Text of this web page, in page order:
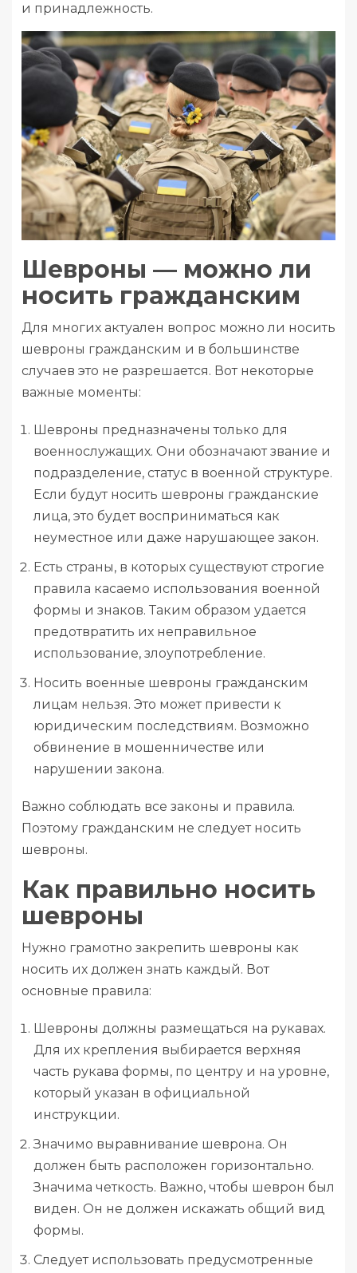
и принадлежность.
Шевроны — можно ли
носить гражданским
Для многих актуален вопрос можно ли носить
шевроны гражданским и в большинстве
случаев это не разрешается. Вот некоторые
важные моменты:
Шевроны предназначены только для
военнослужащих. Они обозначают звание и
подразделение, статус в военной структуре.
Если будут носить шевроны гражданские
лица, это будет восприниматься как
неуместное или даже нарушающее закон.
Есть страны, в которых существуют строгие
правила касаемо использования военной
формы и знаков. Таким образом удается
предотвратить их неправильное
использование, злоупотребление.
Носить военные шевроны гражданским
лицам нельзя. Это может привести к
юридическим последствиям. Возможно
обвинение в мошенничестве или
нарушении закона.
Важно соблюдать все законы и правила.
Поэтому гражданским не следует носить
шевроны.
Как правильно носить
шевроны
Нужно грамотно закрепить шевроны как
носить их должен знать каждый. Вот
основные правила:
Шевроны должны размещаться на рукавах.
Для их крепления выбирается верхняя
часть рукава формы, по центру и на уровне,
который указан в официальной
инструкции.
Значимо выравнивание шеврона. Он
должен быть расположен горизонтально.
Значима четкость. Важно, чтобы шеврон был
виден. Он не должен искажать общий вид
формы.
Следует использовать предусмотренные